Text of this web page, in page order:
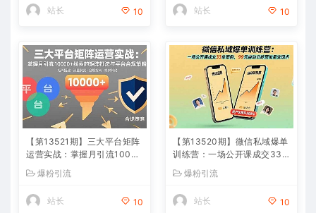
站长 10 站长 10
【第13521期】三大平台矩阵
运营实战：掌握月引流10000
策略
爆粉引流
站长 10
【第13520期】微信私域爆单
训练营：一场公开课成交33
变现术
爆粉引流
站长 10